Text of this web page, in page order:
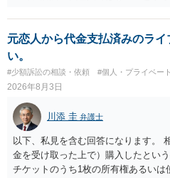
ている場合は、相手方（被告）の住
代理人が就いていたことを知らせる
場合も）、裁判所が当該代理人弁護
受任するかを聞いたうえで、受任の
直接被告に送達するのではなく、代
ります。 ラインのやり取りでしか証
かではありません。もちろん弁護士
に委任するかも疑わしいのですが）
う。 何か本人を示す事実（振込先な
情報を割り出していくしかないよう
元恋人から代金支払済みのラ
い。
#少額訴訟の相談・依頼 #個人・プライベート
2026年8月3日
川添 圭 弁護士
以下、私見を含む回答になります。
金を受け取った上で）購入したとい
チケットのうち1枚の所有権あるい